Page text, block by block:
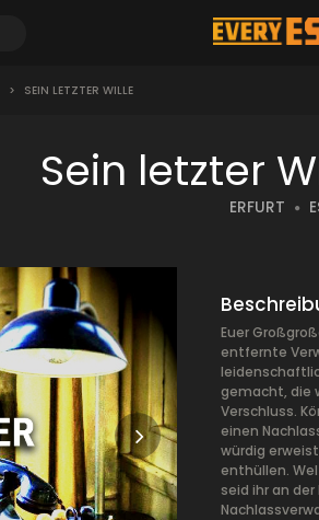
> SEIN LETZTER WILLE
Sein letzter
ERFURT
Euer
entfernte
gemacht, die
Verschluss.
einen
würdig
enthüllen.
seid ihr an